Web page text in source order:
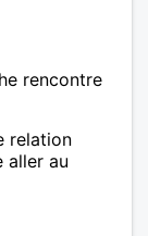
rencontre
relation
aller au